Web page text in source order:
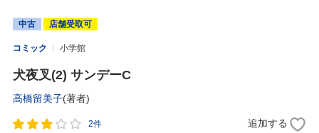
中古 店舗受取可
コミック 小学館
犬夜叉(2) サンデーC
高橋留美子(著者)
2件 追加する